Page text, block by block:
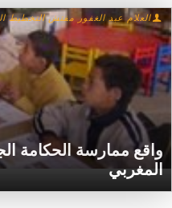
واقع ممارسة الحكامة
المغربي
العلام عبد الغفور مفتش التخطيط